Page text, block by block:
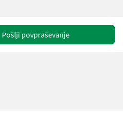
Pošlji povpraševanje